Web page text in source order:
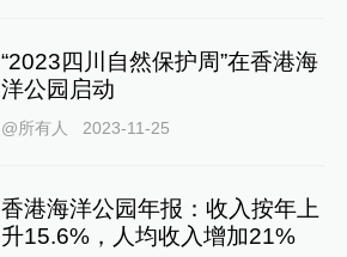
“2023四川自然保护周”在香港海
洋公园启动
@所有人 2023-11-25
香港海洋公园年报：收入按年上
升15.6%，人均收入增加21%